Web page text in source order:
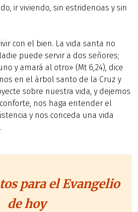
ir viviendo, sin estridencias y sin
con el bien. La vida santa no
puede servir a dos señores;
y amará al otro» (Mt 6,24), dice
en el árbol santo de la Cruz y
sobre nuestra vida, y dejemos
nos haga entender el
y nos conceda una vida
para el Evangelio
de hoy